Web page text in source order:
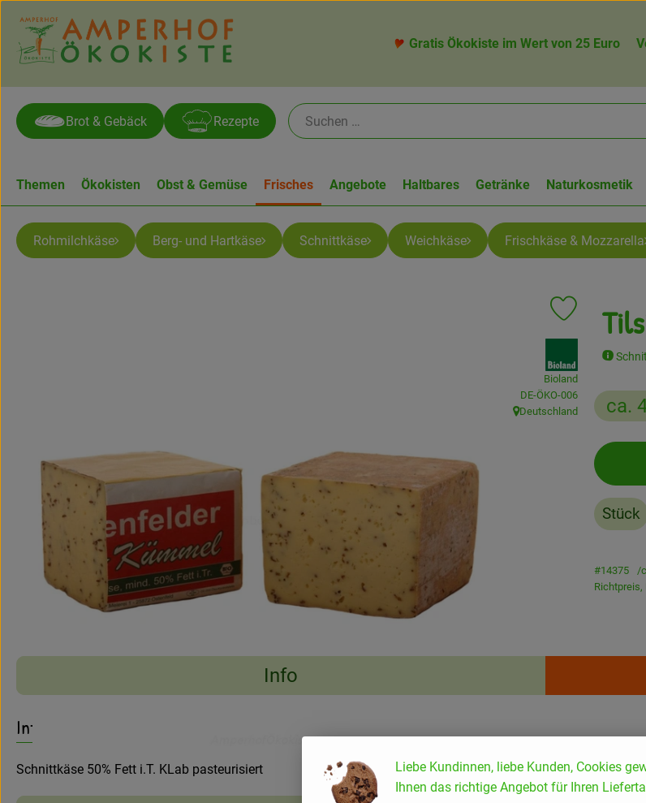
Gratis Ökokiste im Wert von 25 Euro
Brot & Gebäck Rezepte
Themen Ökokisten Obst & Gemüse Frisches Angebote Haltbares Getränke Naturkosmetik
Rohmilchkäse Berg- und Hartkäse Schnittkäse Weichkäse Frischkäse & Mozzarella
ca.
Produkt zu
Bioland
, Kontrollstelle:
DE-ÖKO-006
, Herkunft:
Deutschland
Stück
#14375
Richtpreis,
Rezepte
Info
Info
Schnittkäse 50% Fett i.T. KLab pasteurisiert
Liebe Kundinnen, liebe Kunden, Cookies
Ihnen das richtige Angebot für Ihren